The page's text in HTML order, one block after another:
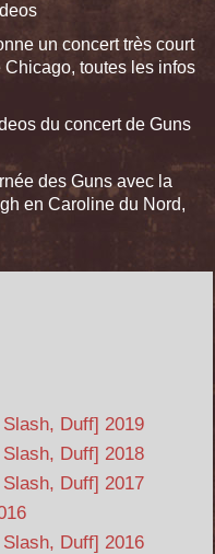
un concert très court
toutes les infos
du concert de Guns
des Guns avec la
en Caroline du Nord,
Duff] 2019
Duff] 2018
Duff] 2017
Duff] 2016